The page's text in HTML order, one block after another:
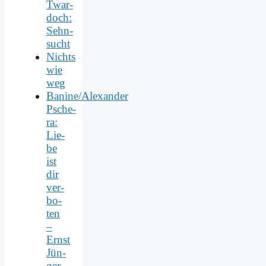
Twar­
doch:
Sehn­
sucht
Nichts
wie
weg
Banine/Alexander
Psche­
ra:
Lie­
be
ist
dir
ver­
bo­
ten
–
Ernst
Jün­